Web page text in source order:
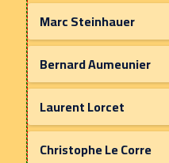
Marc Steinhauer
Bernard Aumeunier
Laurent Lorcet
Christophe Le Corre